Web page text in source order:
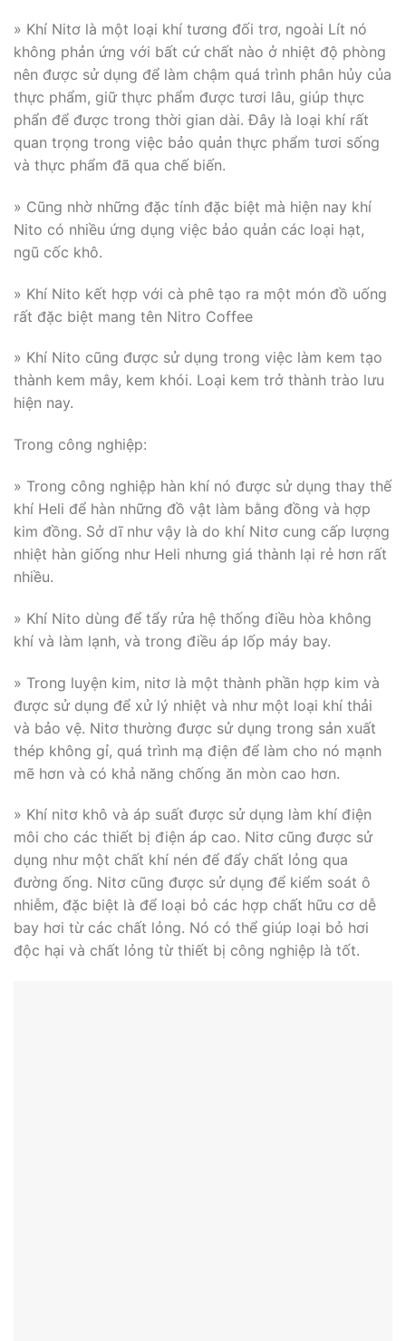
» Khí Nitơ là một loại khí tương đối trơ, ngoài Lít nó
không phản ứng với bất cứ chất nào ở nhiệt độ phòng
nên được sử dụng để làm chậm quá trình phân hủy của
thực phẩm, giữ thực phẩm được tươi lâu, giúp thực
phẩn để được trong thời gian dài. Đây là loại khí rất
quan trọng trong việc bảo quản thực phẩm tươi sống
và thực phẩm đã qua chế biến.
» Cũng nhờ những đặc tính đặc biệt mà hiện nay khí
Nito có nhiều ứng dụng việc bảo quản các loại hạt,
ngũ cốc khô.
» Khí Nito kết hợp với cà phê tạo ra một món đồ uống
rất đặc biệt mang tên Nitro Coffee
» Khí Nito cũng được sử dụng trong việc làm kem tạo
thành kem mây, kem khói. Loại kem trở thành trào lưu
hiện nay.
Trong công nghiệp:
» Trong công nghiệp hàn khí nó được sử dụng thay thế
khí Heli để hàn những đồ vật làm bằng đồng và hợp
kim đồng. Sở dĩ như vậy là do khí Nitơ cung cấp lượng
nhiệt hàn giống như Heli nhưng giá thành lại rẻ hơn rất
nhiều.
» Khí Nito dùng để tẩy rửa hệ thống điều hòa không
khí và làm lạnh, và trong điều áp lốp máy bay.
» Trong luyện kim, nitơ là một thành phần hợp kim và
được sử dụng để xử lý nhiệt và như một loại khí thải
và bảo vệ. Nitơ thường được sử dụng trong sản xuất
thép không gỉ, quá trình mạ điện để làm cho nó mạnh
mẽ hơn và có khả năng chống ăn mòn cao hơn.
» Khí nitơ khô và áp suất được sử dụng làm khí điện
môi cho các thiết bị điện áp cao. Nitơ cũng được sử
dụng như một chất khí nén để đẩy chất lỏng qua
đường ống. Nitơ cũng được sử dụng để kiểm soát ô
nhiễm, đặc biệt là để loại bỏ các hợp chất hữu cơ dễ
bay hơi từ các chất lỏng. Nó có thể giúp loại bỏ hơi
độc hại và chất lỏng từ thiết bị công nghiệp là tốt.